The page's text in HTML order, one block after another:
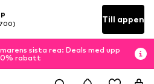
700) Till appen
sista rea: Deals med upp
rabatt